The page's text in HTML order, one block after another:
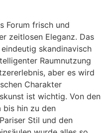
Forum frisch und
zeitlosen Eleganz. Das
skandinavisch
Raumnutzung
aber es wird
Charakter
ist wichtig. Von den
bis hin zu den
Stil und den